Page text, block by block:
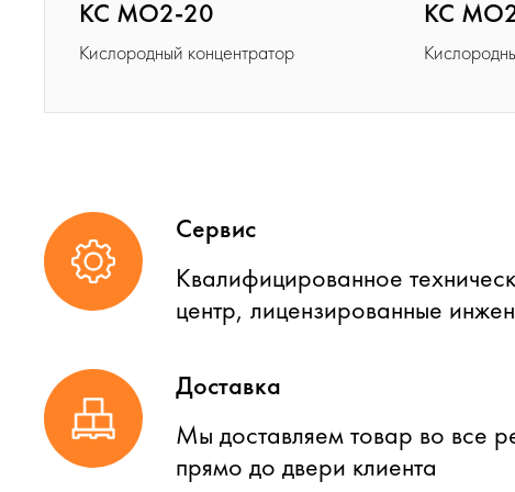
КС МО2-20
Кислородный концентратор
КС
Сервис
Квалифицированное
центр, лицензированные
Доставка
Мы доставляем товар во все
прямо до двери клиента